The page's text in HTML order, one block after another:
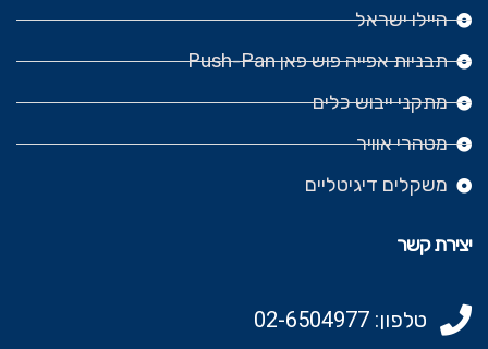
היילו ישראל
תבניות אפייה פוש פאן Push-Pan
מתקני ייבוש כלים
מטהרי אוויר
משקלים דיגיטליים
יצירת קשר
טלפון: 02-6504977